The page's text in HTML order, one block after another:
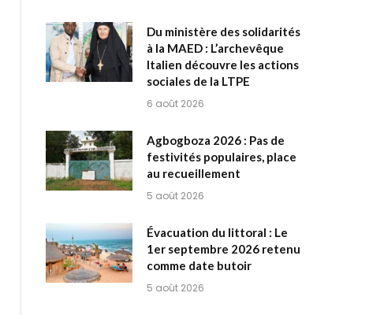
Du ministère des solidarités
à la MAED : L’archevêque
Italien découvre les actions
sociales de la LTPE
6 août 2026
Agbogboza 2026 : Pas de
festivités populaires, place
au recueillement
5 août 2026
Évacuation du littoral : Le
1er septembre 2026 retenu
comme date butoir
5 août 2026